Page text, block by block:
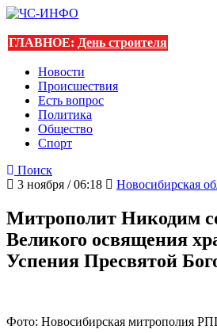
ГЛАВНОЕ: День строителя
Новости
Происшествия
Есть вопрос
Политика
Общество
Спорт
Поиск
3 ноября / 06:18
Новосибирская
Митрополит Никодим
Великого освящения
Успения Пресвятой
Фото: Новосибирская митрополия